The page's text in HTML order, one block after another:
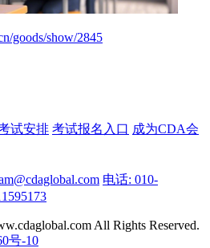
goods/show/2845
试安排 考试报名入口 成为CDA会
电话: 010-
All Rights Reserved.
号-10